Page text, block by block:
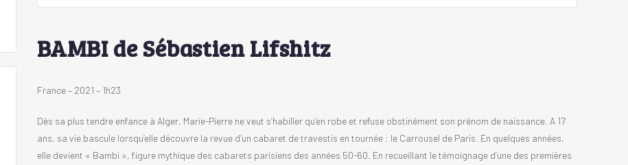
BAMBI de Sébastien Lifshitz
France – 2021 – 1h23
Dès sa plus tendre enfance à Alger, Marie-Pierre ne veut s’habiller qu’en robe et refuse obstinément son prénom de naissance. A 17
ans, sa vie bascule lorsqu’elle découvre la revue d’un cabaret de travestis en tournée : le Carrousel de Paris. En quelques années,
elle devient « Bambi », figure mythique des cabarets parisiens des années 50-60. En recueillant le témoignage d’une des premières